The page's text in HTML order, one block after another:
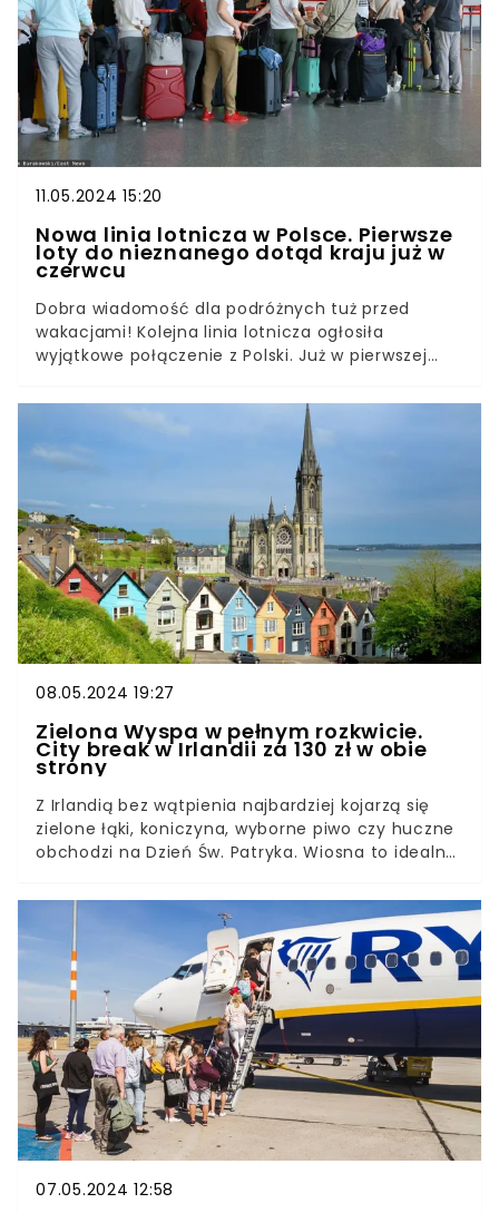
11.05.2024 15:20
Nowa linia lotnicza w Polsce. Pierwsze
loty do nieznanego dotąd kraju już w
czerwcu
Dobra wiadomość dla podróżnych tuż przed
wakacjami! Kolejna linia lotnicza ogłosiła
wyjątkowe połączenie z Polski. Już w pierwszej
usług kuwejckiego przewoźnika. Już w ciągu ok. 5
godzin dotrzemy z Polski do istnego raju!
08.05.2024 19:27
Zielona Wyspa w pełnym rozkwicie.
City break w Irlandii za 130 zł w obie
strony
Z Irlandią bez wątpienia najbardziej kojarzą się
zielone łąki, koniczyna, wyborne piwo czy huczne
obchodzi na Dzień Św. Patryka. Wiosna to idealny
sezon wakacyjny jeszcze się nie rozpoczął. Tak
się składa, że dzięki ogłoszonej promocji Ryanaira,
można polecieć tam za naprawdę niewielkie
pieniądze.
07.05.2024 12:58